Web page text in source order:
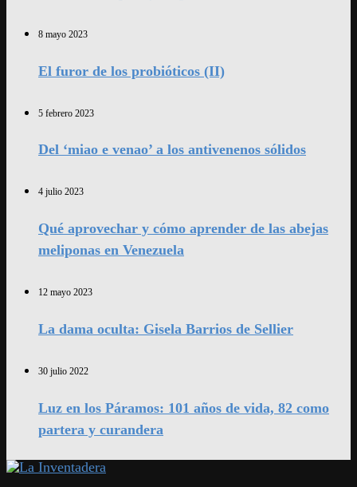
8 mayo 2023
El furor de los probióticos (II)
5 febrero 2023
Del ‘miao e venao’ a los antivenenos sólidos
4 julio 2023
Qué aprovechar y cómo aprender de las abejas
meliponas en Venezuela
12 mayo 2023
La dama oculta: Gisela Barrios de Sellier
30 julio 2022
Luz en los Páramos: 101 años de vida, 82 como
partera y curandera